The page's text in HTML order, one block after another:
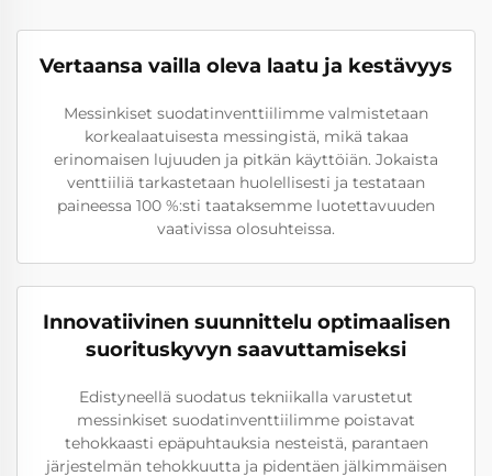
Vertaansa vailla oleva laatu ja kestävyys
Messinkiset suodatinventtiilimme valmistetaan
korkealaatuisesta messingistä, mikä takaa
erinomaisen lujuuden ja pitkän käyttöiän. Jokaista
venttiiliä tarkastetaan huolellisesti ja testataan
paineessa 100 %:sti taataksemme luotettavuuden
vaativissa olosuhteissa.
Innovatiivinen suunnittelu optimaalisen
suorituskyvyn saavuttamiseksi
Edistyneellä suodatus tekniikalla varustetut
messinkiset suodatinventtiilimme poistavat
tehokkaasti epäpuhtauksia nesteistä, parantaen
järjestelmän tehokkuutta ja pidentäen jälkimmäisen